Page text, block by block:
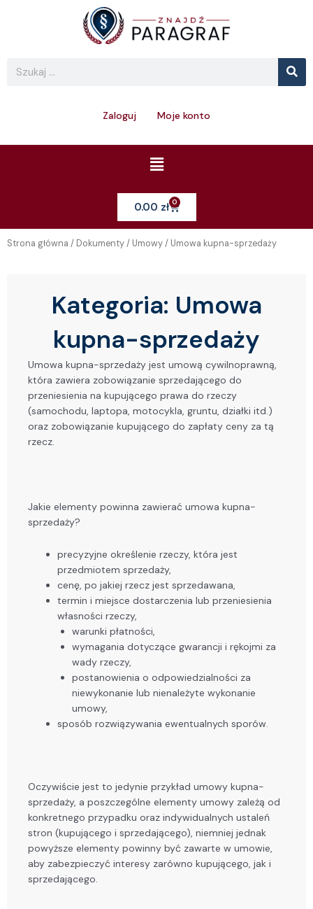
Search
Zaloguj Moje konto
Menu
0.00 zł 0Cart
Strona główna / Dokumenty/ Umowy/ Umowa kupna-sprzedaży
Kategoria: Umowa
kupna-sprzedaży
Umowa kupna-sprzedaży jest umową cywilnoprawną,
która zawiera zobowiązanie sprzedającego do
przeniesienia na kupującego prawa do rzeczy
(samochodu, laptopa, motocykla, gruntu, działki itd.)
oraz zobowiązanie kupującego do zapłaty ceny za tą
rzecz.
Jakie elementy powinna zawierać umowa kupna-
sprzedaży?
precyzyjne określenie rzeczy, która jest
przedmiotem sprzedaży,
cenę, po jakiej rzecz jest sprzedawana,
termin i miejsce dostarczenia lub przeniesienia
własności rzeczy,
warunki płatności,
wymagania dotyczące gwarancji i rękojmi za
wady rzeczy,
postanowienia o odpowiedzialności za
niewykonanie lub nienależyte wykonanie
umowy,
sposób rozwiązywania ewentualnych sporów.
Oczywiście jest to jedynie przykład umowy kupna-
sprzedaży, a poszczególne elementy umowy zależą od
konkretnego przypadku oraz indywidualnych ustaleń
stron (kupującego i sprzedającego), niemniej jednak
powyższe elementy powinny być zawarte w umowie,
aby zabezpieczyć interesy zarówno kupującego, jak i
sprzedającego.